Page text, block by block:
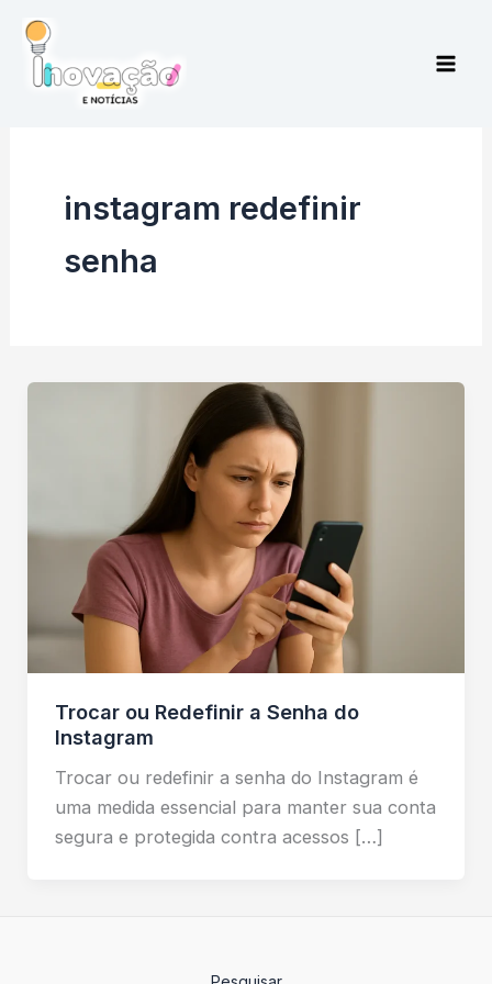
para
instagram redefinir
senha
Trocar ou Redefinir a Senha do
Instagram
Trocar ou redefinir a senha do Instagram é
uma medida essencial para manter sua conta
segura e protegida contra acessos […]